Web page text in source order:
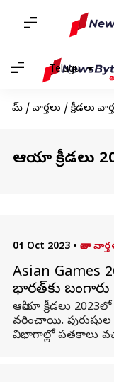
Telugu
హోమ్ / వార్తలు / క్రీడలు
ఆసియా క్రీడలు
01 Oct 2023 • తాజా
Asian Games
భారత్‌కు
ఆసియా క్రీడలు
వరించాయి. పురుషుల
విభాగాల్లో పతకాలు